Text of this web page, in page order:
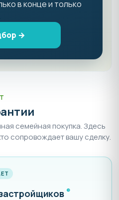
в конце и только
→
семейная покупка. Здесь
сопровождает вашу сделку.
®